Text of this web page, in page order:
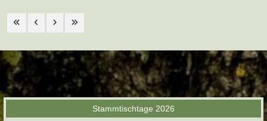
Stammtischtage 2026